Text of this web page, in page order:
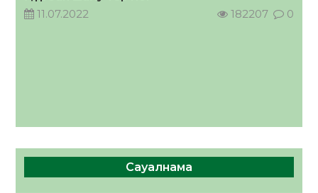
11.07.2022
182207 0
Сауалнама